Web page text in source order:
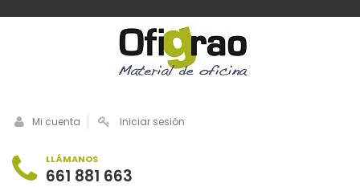
Mi cuenta Iniciar sesión
LLÁMANOS
661 881 663